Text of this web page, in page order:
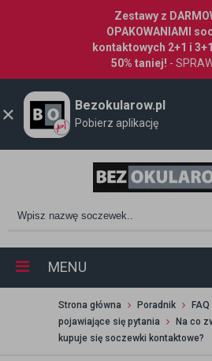
Zestawy z
OPAKOWANIAMI
kontaktowych 2+1 i
50% taniej! -
Bezokularow.pl
Pobierz aplikację
MENU
Strona główna Poradnik
pojawiające się pytania
Na co
kupuje się soczewki kontaktowe?